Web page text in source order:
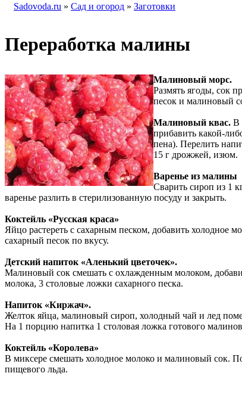
Sadovoda.ru » Сад и огород » Заготовки
Переработка малины
Малиновый морс.
Размять ягоды, сок
песок и малиновый
Малиновый квас. В
прибавить какой-
пена). Перелить
15 г дрожжей, изюм.
Варенье из малины
Сварить сироп из 1
варенье разлить в стерилизованную посуду и закрыть.
Коктейль «Русская краса»
Яйцо растереть с сахарным песком, добавить холодное
сахарный песок по вкусу.
Детский напиток «Аленький цветочек».
Малиновый сок смешать с охлажденным молоком,
молока, 3 столовые ложки сахарного песка.
Напиток «Киржач».
Желток яйца, малиновый сироп, холодный чай и лед
На 1 порцию напитка 1 столовая ложка готового
Коктейль «Королева»
В миксере смешать холодное молоко и малиновый сок.
пищевого льда.